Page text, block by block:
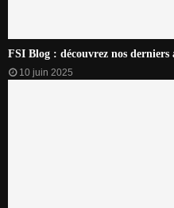
FSI Blog : découvrez nos derniers
10 juin 2025